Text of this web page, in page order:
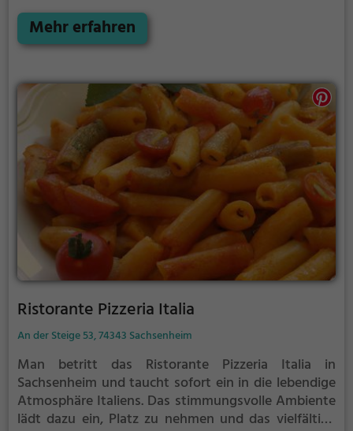
Spezialitäten – hier kommt jeder auf seine Kosten.
Das stimmungsvolle Ambiente lädt dazu ein, sich
kulinarischen Genüssen verwöhnen zu lassen.
Tauche ein in die entspannte Atmosphäre und lass
dich von den vielfältigen Angeboten verführen.
Willkommen im Zum Strudelbächle!
Mehr erfahren
Ristorante Pizzeria Italia
An der Steige 53, 74343 Sachsenheim
Man betritt das Ristorante Pizzeria Italia in
Sachsenheim und taucht sofort ein in die lebendige
Atmosphäre Italiens. Das stimmungsvolle Ambiente
lädt dazu ein, Platz zu nehmen und das vielfältige